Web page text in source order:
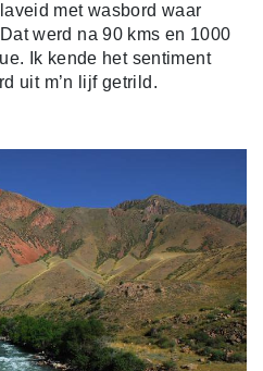
met wasbord waar
werd na 90 kms en 1000
Ik kende het sentiment
uit m’n lijf getrild.